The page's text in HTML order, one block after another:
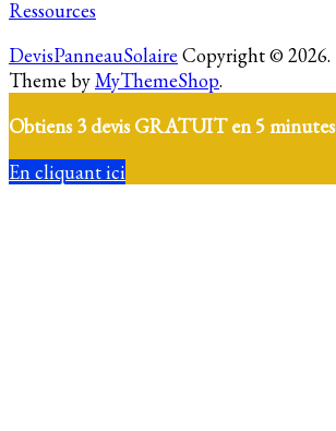
Ressources
DevisPanneauSolaire Copyright © 2026.
Theme byMyThemeShop.
Obtiens 3 devis GRATUIT en 5 minutes
En cliquant ici